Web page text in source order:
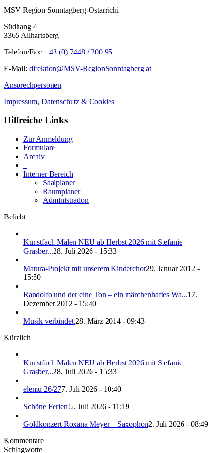
MSV Region Sonntagberg-Ostarrichi
Südhang 4
3365 Allhartsberg
Telefon/Fax: +43 (0) 7448 / 200 95
E-Mail: direktion@MSV-RegionSonntagberg.at
Ansprechpersonen
Impressum, Datenschutz & Cookies
Hilfreiche Links
Zur Anmeldung
Formulare
Archiv
–
Interner Bereich
Saalplaner
Raumplaner
Administration
Beliebt
Kunstfach Malen NEU ab Herbst 2026 mit Stefanie
Grasber...28. Juli 2026 - 15:33
Matura-Projekt mit unserem Kinderchor29. Januar 2012 -
15:50
Randolfo und der eine Ton – ein märchenhaftes Wa...17.
Dezember 2012 - 15:40
Musik verbindet.28. März 2014 - 09:43
Kürzlich
Kunstfach Malen NEU ab Herbst 2026 mit Stefanie
Grasber...28. Juli 2026 - 15:33
elemu 26/277. Juli 2026 - 10:40
Schöne Ferien!2. Juli 2026 - 11:19
Goldkonzert Roxana Meyer – Saxophon2. Juli 2026 - 08:49
Kommentare
Schlagworte